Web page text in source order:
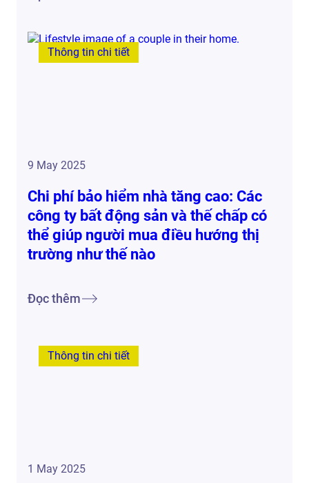
Thông tin chi tiết
9 May 2025
Chi phí bảo hiểm nhà tăng cao: Các
công ty bất động sản và thế chấp có
thể giúp người mua điều hướng thị
trường như thế nào
Đọc thêm
Thông tin chi tiết
1 May 2025